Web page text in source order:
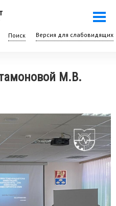
Поиск
М.В.